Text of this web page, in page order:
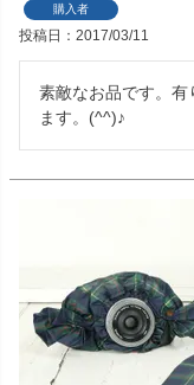
購入者
投稿日 2017/03/11
素敵なお品です。有
ます。(^^)♪